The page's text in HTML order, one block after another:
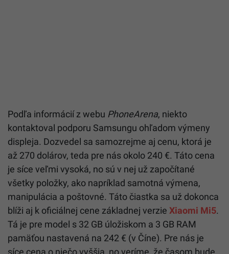
Podľa informácií z webu PhoneArena, niekto
kontaktoval podporu Samsungu ohľadom výmeny
displeja. Dozvedel sa samozrejme aj cenu, ktorá je
až 270 dolárov, teda pre nás okolo 240 €. Táto cena
je síce veľmi vysoká, no sú v nej už započítané
všetky položky, ako napríklad samotná výmena,
manipulácia a poštovné. Táto čiastka sa už dokonca
blíži aj k oficiálnej cene základnej verzie Xiaomi Mi5.
Tá je pre model s 32 GB úložiskom a 3 GB RAM
pamäťou nastavená na 242 € (v Číne). Pre nás je
síce cena o niečo vyššia, no veríme, že časom bude